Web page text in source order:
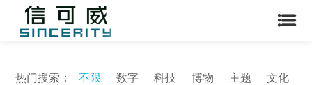
热门搜索： 不限 数字 科技 博物 主题 文化